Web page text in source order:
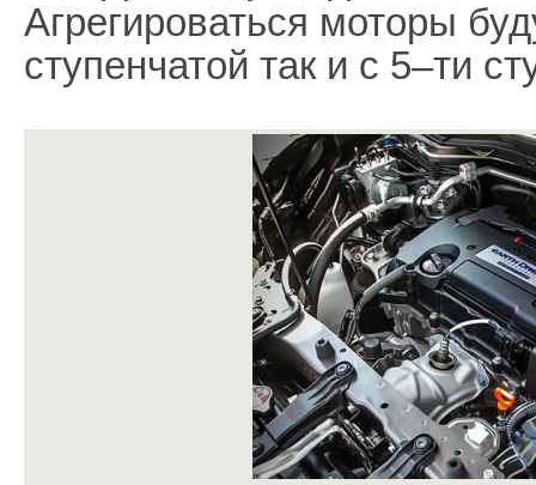
Агрегироваться моторы
ступенчатой так и с 5–ти